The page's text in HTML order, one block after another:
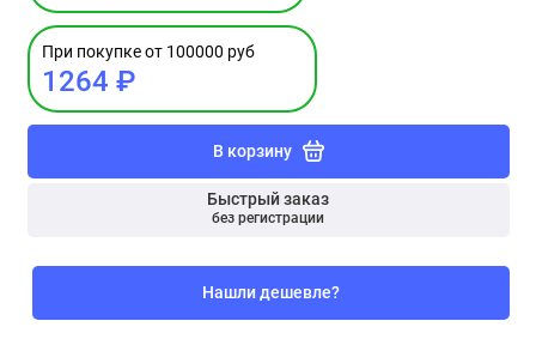
При покупке от 100000 руб
1264 ₽
В корзину
Быстрый заказ
без регистрации
Нашли дешевле?